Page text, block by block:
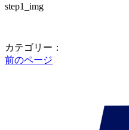
step1_img
カテゴリー：
前のページ